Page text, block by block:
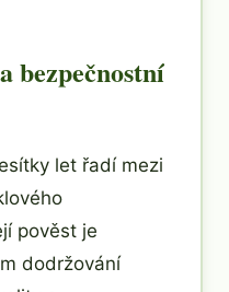
bezpečnostní
let řadí mezi
pověst je
dodržování